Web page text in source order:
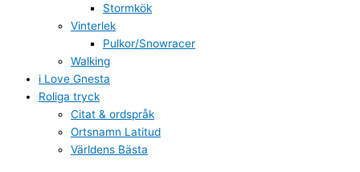
Stormkök
Vinterlek
Pulkor/Snowracer
Walking
i Love Gnesta
Roliga tryck
Citat & ordspråk
Ortsnamn Latitud
Världens Bästa